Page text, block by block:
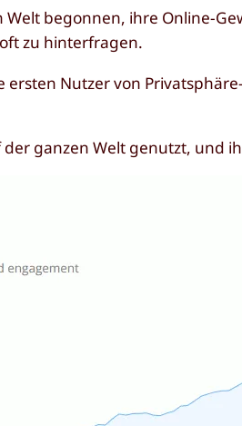
begonnen, ihre Online-
zu hinterfragen.
Nutzer von
ganzen Welt genutzt, und